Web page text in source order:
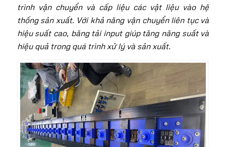
trình vận chuyển và cấp liệu các vật liệu vào hệ
thống sản xuất. Với khả năng vận chuyển liên tục và
hiệu suất cao, băng tải input giúp tăng năng suất và
hiệu quả trong quá trình xử lý và sản xuất.